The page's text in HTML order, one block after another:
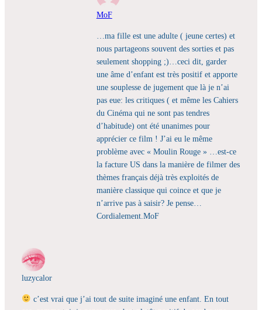
MoF
…ma fille est une adulte ( jeune certes) et
nous partageons souvent des sorties et pas
seulement shopping ;)…ceci dit, garder
une âme d’enfant est très positif et apporte
une souplesse de jugement que là je n’ai
pas eue: les critiques ( et même les Cahiers
du Cinéma qui ne sont pas tendres
d’habitude) ont été unanimes pour
apprécier ce film ! J’ai eu le même
problème avec « Moulin Rouge » …est-ce
la facture US dans la manière de filmer des
thèmes français déjà très exploités de
manière classique qui coince et que je
n’arrive pas à saisir? Je pense…
Cordialement.MoF
luzycalor
c’est vrai que j’ai tout de suite imaginé une enfant. En tout